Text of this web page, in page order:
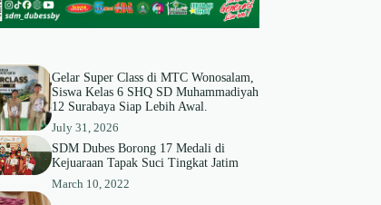
Gelar Super Class di MTC Wonosalam,
Siswa Kelas 6 SHQ SD Muhammadiyah
12 Surabaya Siap Lebih Awal.
July 31, 2026
SDM Dubes Borong 17 Medali di
Kejuaraan Tapak Suci Tingkat Jatim
March 10, 2022